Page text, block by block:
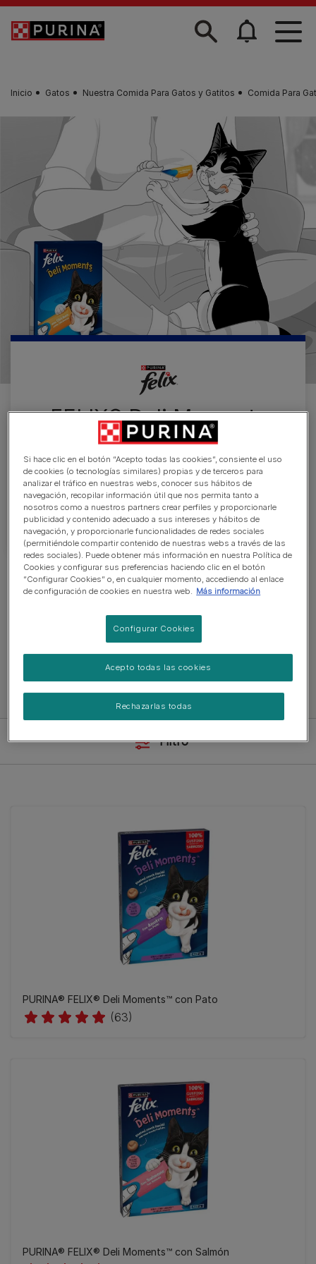
Skip to main content
Inicio Gatos Nuestra Comida Para Gatos y Gatitos Comida Para
FELIX® Deli Moments
líquidos para gatos perfectos para compartir
momentos especiales con tu mascota.
¡Descúbrelos y comparte los deliciosos
mmmmomentos!
Explora la comida para gatos
Snacks
Ver toda la comida para gatos
Filtro
​PURINA® FELIX® Deli Moments™ con Pato
(63)
​PURINA® FELIX® Deli Moments™ con Salmón
Si hace clic en el botón “Acepto todas las cookies”, consiente el uso
de cookies (o tecnologías similares) propias y de terceros para
analizar el tráfico en nuestras webs, conocer sus hábitos de
navegación, recopilar información útil que nos permita tanto a
nosotros como a nuestros partners crear perfiles y proporcionarle
publicidad y contenido adecuado a sus intereses y hábitos de
navegación, y proporcionarle funcionalidades de redes sociales
(permitiéndole compartir contenido de nuestras webs a través de las
redes sociales). Puede obtener más información en nuestra Política de
Cookies y configurar sus preferencias haciendo clic en el botón
“Configurar Cookies” o, en cualquier momento, accediendo al enlace
de configuración de cookies en nuestra web. Más información
Configurar Cookies
Rechazarlas todas
Acepto todas las cookies